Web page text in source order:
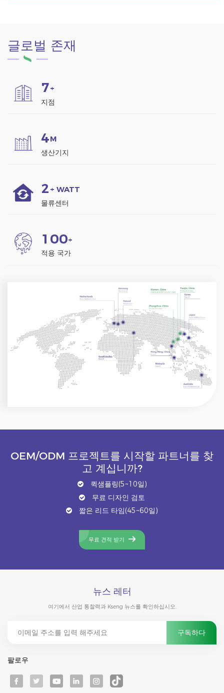
글로벌 존재
7+
지점
4M
생산기지
2 + WATT
물류센터
1 00+
적용 국가
OEM/ODM 프로젝트를 시작할 파트너를 찾
고 계십니까?
퀵샘플링(5~10일)
무료 디자인 검토
짧은 리드 타임(45~60일)
무료 견적 받기
뉴스 레터
여기에서 산업 통찰력과 Kseng 뉴스를 확인하십시오.
팔로우